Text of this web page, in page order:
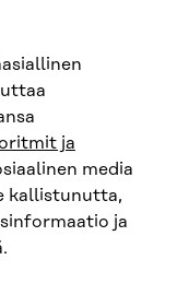
ja
media
kallistunutta,
ja